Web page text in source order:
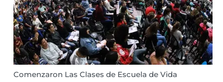
Comenzaron Las Clases de Escuela de Vida